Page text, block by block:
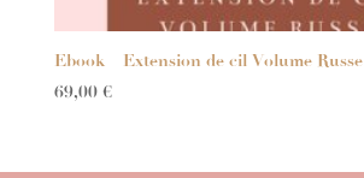
Ebook – Extension de cil Volume Russe
69,00 €